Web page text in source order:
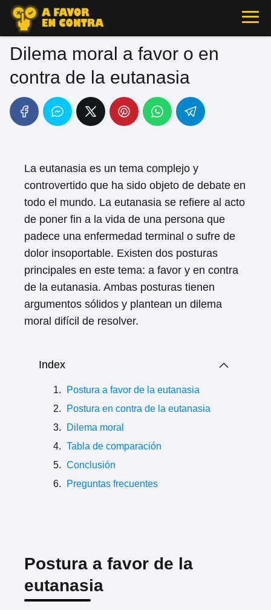
Dilema moral a favor o en
contra de la eutanasia
La eutanasia es un tema complejo y
controvertido que ha sido objeto de debate en
todo el mundo. La eutanasia se refiere al acto
de poner fin a la vida de una persona que
padece una enfermedad terminal o sufre de
dolor insoportable. Existen dos posturas
principales en este tema: a favor y en contra
de la eutanasia. Ambas posturas tienen
argumentos sólidos y plantean un dilema
moral difícil de resolver.
Index
Postura a favor de la eutanasia
Postura en contra de la eutanasia
Dilema moral
Tabla de comparación
Conclusión
Preguntas frecuentes
Postura a favor de la
eutanasia